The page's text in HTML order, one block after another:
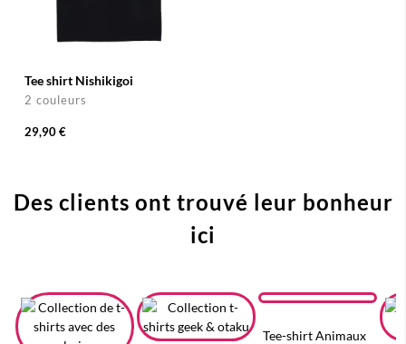
Tee shirt Nishikigoi
2 couleurs
29,90 €
Des clients ont trouvé leur bonheur
ici
Tee-shirt Animaux